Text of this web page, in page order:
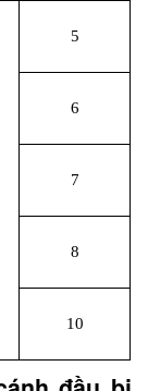
5
6
7
8
10